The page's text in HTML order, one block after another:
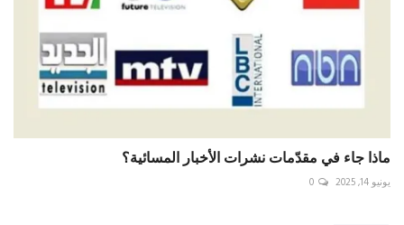
ماذا جاء في مقدّمات نشرات الأخبار المسائية؟
يونيو 14, 2025 0